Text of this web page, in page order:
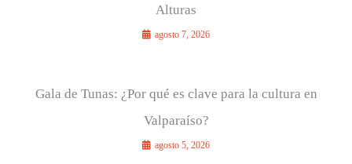
Alturas
agosto 7, 2026
Gala de Tunas: ¿Por qué es clave para la cultura en
Valparaíso?
agosto 5, 2026